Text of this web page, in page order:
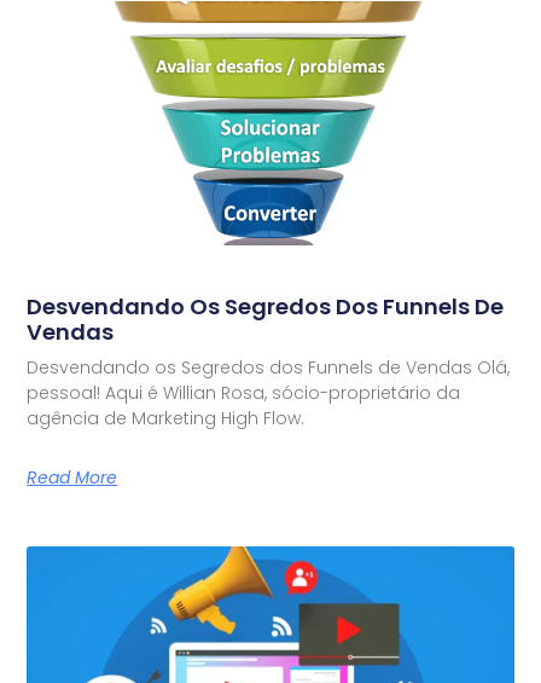
Desvendando Os Segredos Dos Funnels De
Vendas
Desvendando os Segredos dos Funnels de Vendas Olá,
pessoal! Aqui é Willian Rosa, sócio-proprietário da
agência de Marketing High Flow.
Read More